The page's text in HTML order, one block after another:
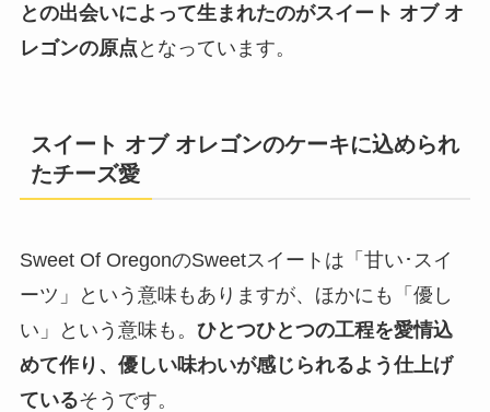
との出会いによって生まれたのがスイート オブ オ
レゴンの原点 となっています。
スイート オブ オレゴンのケーキに込められ
たチーズ愛
Sweet Of OregonのSweetスイートは「甘い･スイ
ーツ」という意味もありますが、ほかにも「優し
い」という意味も。 ひとつひとつの工程を愛情込
めて作り、優しい味わいが感じられるよう仕上げ
ているそうです。